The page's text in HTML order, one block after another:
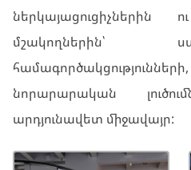
ներկայացուցիչներին
մշակողներին՝
նորարարական
արդյունավետ միջավայր: